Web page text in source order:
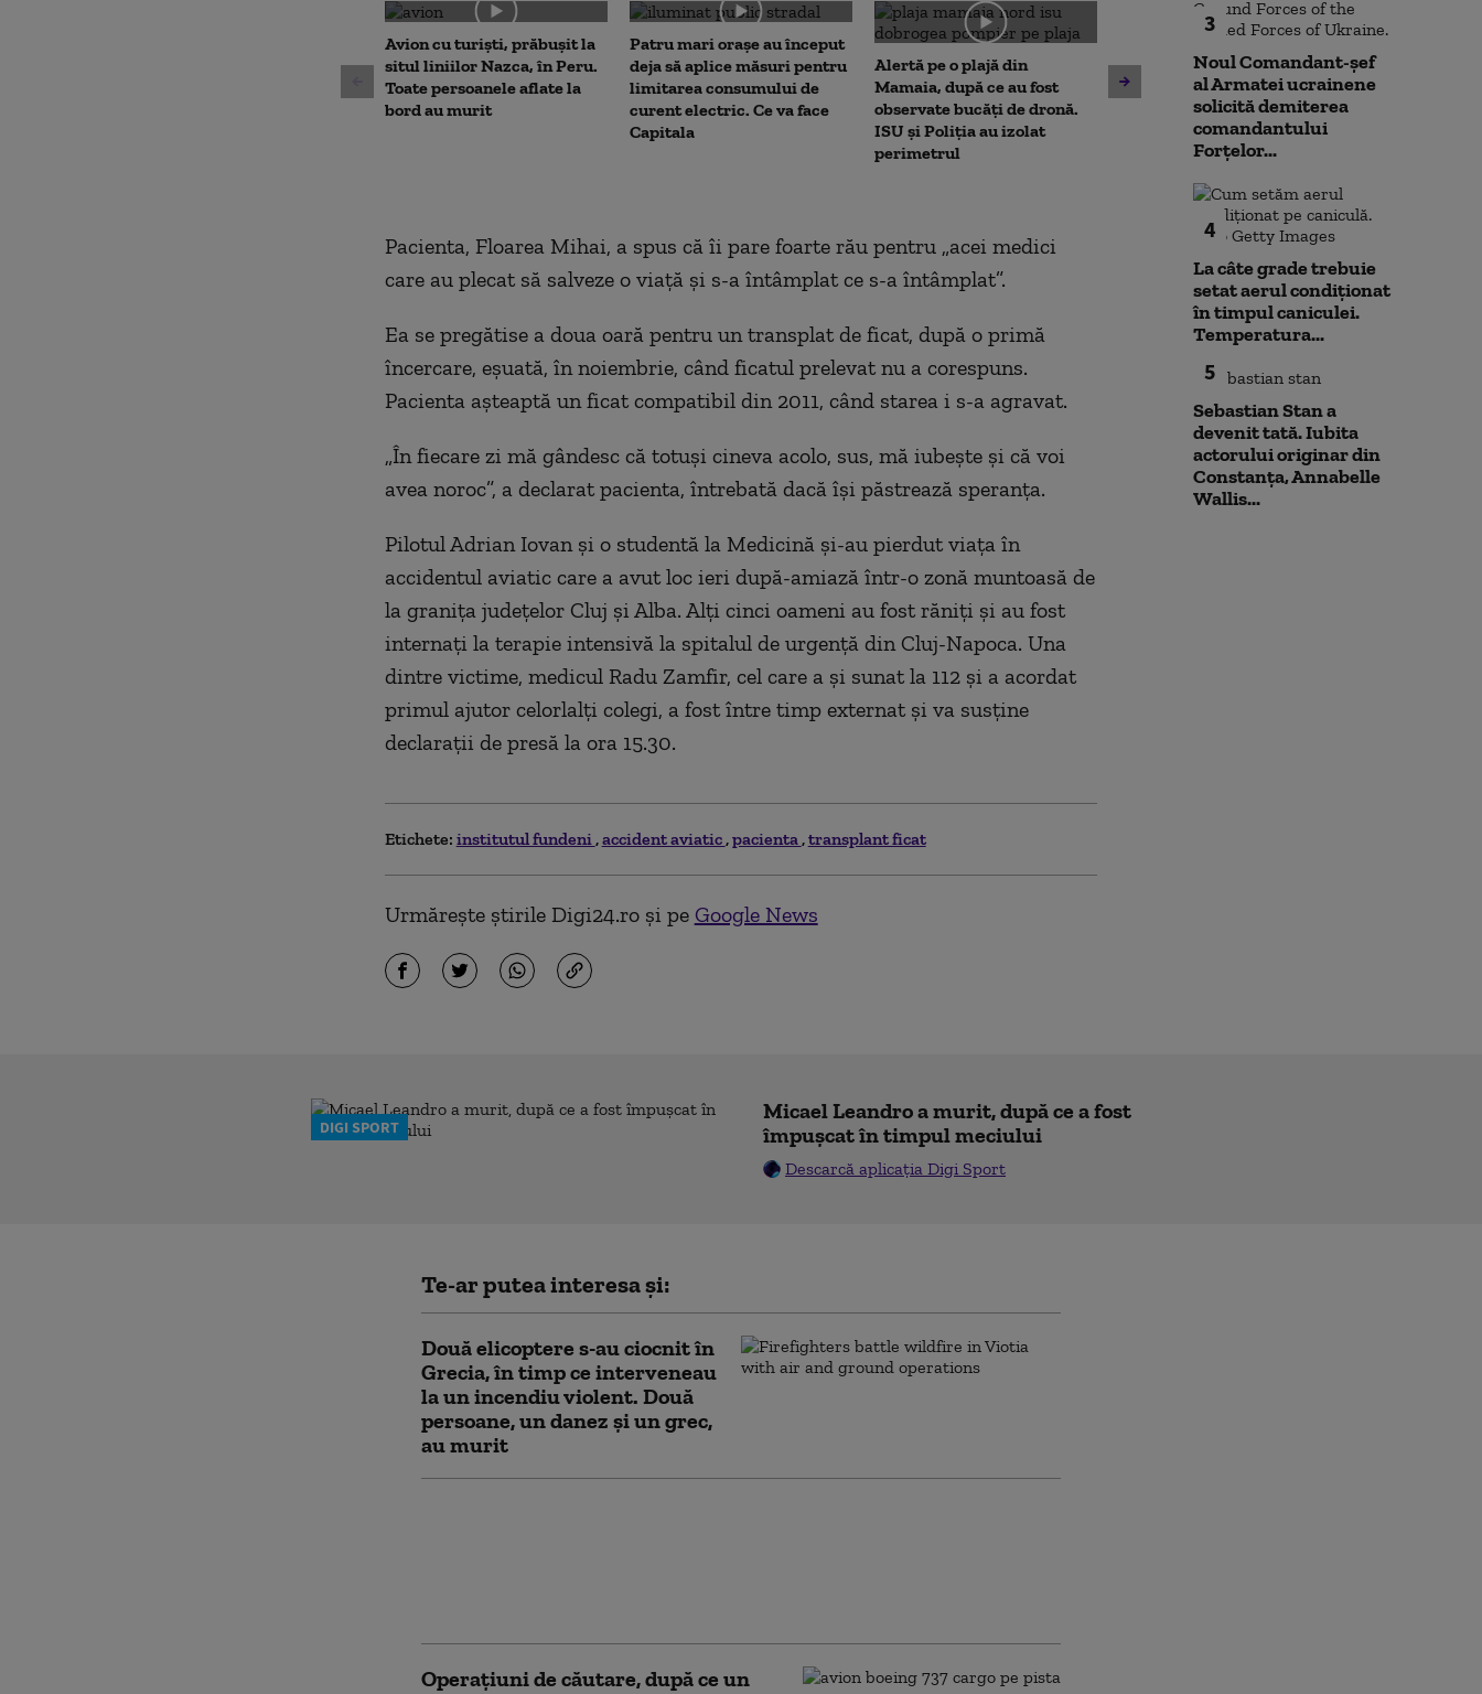
secondsVolume
90%
Avion cu turiști, prăbușit la
situl liniilor Nazca, în Peru.
Toate persoanele aflate la
bord au murit
Patru mari orașe au început
deja să aplice măsuri pentru
limitarea consumului de
curent electric. Ce va face
Capitala
Alertă pe o plajă din
Mamaia, după ce au fost
observate bucăți de dronă.
ISU și Poliția au izolat
perimetrul
deranjează călătorii în
mijloacele de transport ale
STB. Pentru ce se vor da
Un asistent
Pacienta, Floarea Mihai, a spus că îi pare foarte rău pentru „acei medici
care au plecat să salveze o viață și s-a întâmplat ce s-a întâmplat”.
Ea se pregătise a doua oară pentru un transplat de ficat, după o primă
încercare, eșuată, în noiembrie, când ficatul prelevat nu a corespuns.
Pacienta așteaptă un ficat compatibil din 2011, când starea i s-a agravat.
„În fiecare zi mă gândesc că totuși cineva acolo, sus, mă iubește și că voi
avea noroc”, a declarat pacienta, întrebată dacă își păstrează speranța.
Pilotul Adrian Iovan şi o studentă la Medicină şi-au pierdut viaţa în
accidentul aviatic care a avut loc ieri după-amiază într-o zonă muntoasă de
la graniţa judeţelor Cluj şi Alba. Alţi cinci oameni au fost răniţi şi au fost
internaţi la terapie intensivă la spitalul de urgență din Cluj-Napoca. Una
dintre victime, medicul Radu Zamfir, cel care a și sunat la 112 și a acordat
primul ajutor celorlalți colegi, a fost între timp externat și va susține
declarații de presă la ora 15.30.
Etichete: institutul fundeni accident aviatic pacienta transplant ficat
Urmărește știrile Digi24.ro și pe Google News
3
Noul Comandant-șef
al Armatei ucrainene
solicită demiterea
comandantului
Forțelor...
4
La câte grade trebuie
setat aerul condiționat
în timpul caniculei.
Temperatura...
5
Sebastian Stan a
devenit tată. Iubita
actorului originar din
Constanța, Annabelle
Wallis...
DIGI SPORT
Micael Leandro a murit, după ce a fost
împușcat în timpul meciului
Descarcă aplicația Digi Sport
Te-ar putea interesa și:
Două elicoptere s-au ciocnit în
Grecia, în timp ce interveneau
la un incendiu violent. Două
persoane, un danez și un grec,
au murit
Operaţiuni de căutare, după ce un